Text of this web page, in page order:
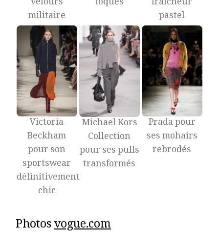
velours
militaire
fraîcheur
pastel
Victoria
Beckham
pour son
sportswear
définitivement
chic
Michael Kors
Collection
pour ses pulls
transformés
Prada pour
ses mohairs
rebrodés
Photosvogue.com